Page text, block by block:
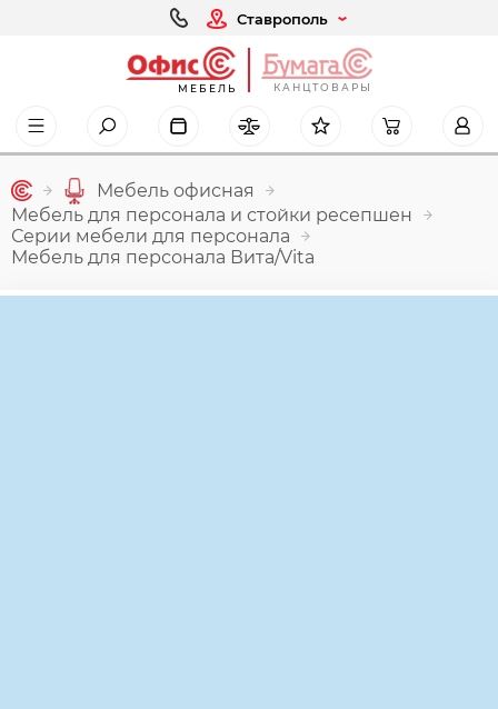
Ставрополь
МЕБЕЛЬ КАНЦТОВАРЫ
Мебель офисная
Мебель для персонала и стойки ресепшен
Серии мебели для персонала
Мебель для персонала Вита/Vita